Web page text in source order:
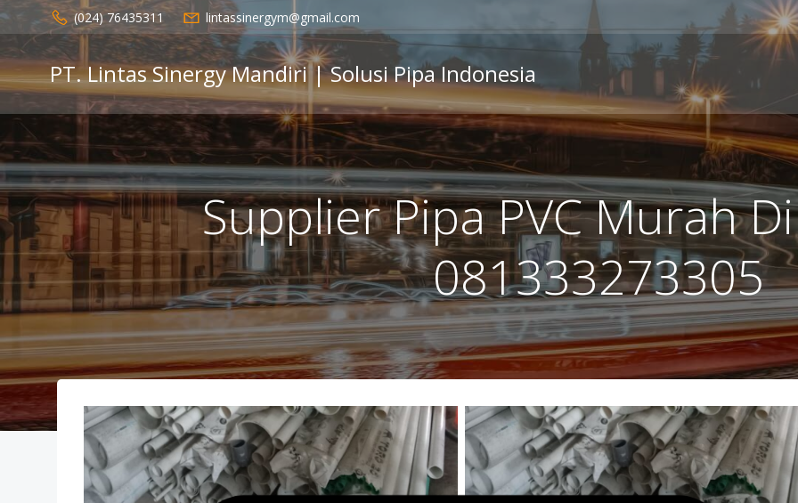
Skip
to
content
(024) 76435311 lintassinergym@gmail.com
PT. Lintas Sinergy Mandiri | Solusi Pipa Indonesia
Supplier Pipa PVC Murah
081333273305